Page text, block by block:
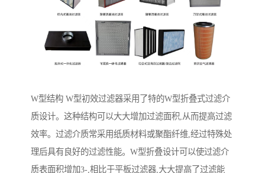
W型结构 W型初效过滤器采用了特的W型折叠式过滤介
质设计。这种结构可以大大增加过滤面积,从而提高过滤
效率。过滤介质常采用纸质材料或聚酯纤维,经过特殊处
理后具有良好的过滤性能。W型折叠设计可以使过滤介
质表面积增加3-,相比于平板过滤器,大大提高了过滤能